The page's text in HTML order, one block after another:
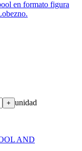
en formato figura
+ unidad